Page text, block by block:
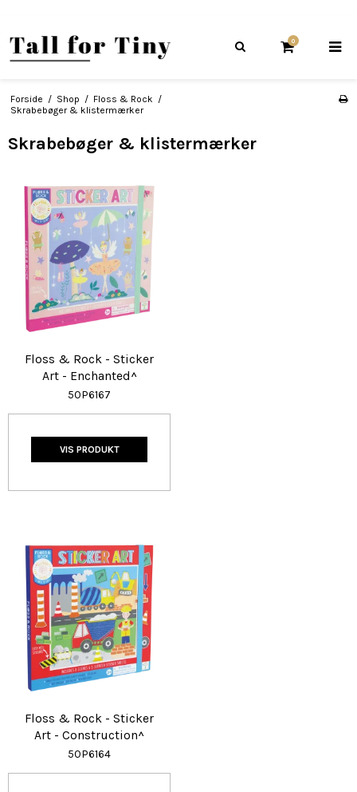
0
Forside / Shop / Floss & Rock /
Skrabebøger & klistermærker
Skrabebøger & klistermærker
Floss & Rock - Sticker
Art - Enchanted^
50P6167
VIS PRODUKT
Floss & Rock - Sticker
Art - Construction^
50P6164